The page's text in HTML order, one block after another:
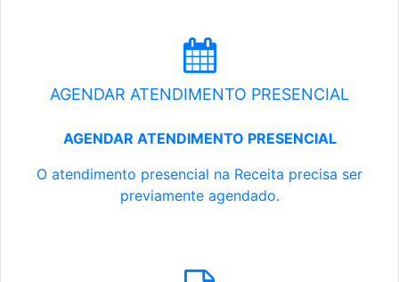
AGENDAR ATENDIMENTO PRESENCIAL
AGENDAR ATENDIMENTO PRESENCIAL
O atendimento presencial na Receita precisa ser
previamente agendado.